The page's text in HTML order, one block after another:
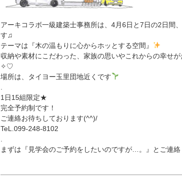
アーキコラボ一級建築士事務所は、4月6日と7日の2日間
す♫
テーマは『木の温もりに心からホッとする空間』
収納や素材にこだわった、家族の思いやこれからの幸せ
✧♡
場所は、タイヨー玉里団地近くです
1日15組限定★
完全予約制です！
ご連絡お待ちしております(^^)/
TeL.099-248-8102
まずは『見学会のご予約をしたいのですが…。』とご